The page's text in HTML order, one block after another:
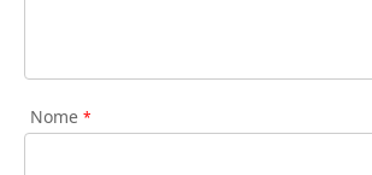
Nome *